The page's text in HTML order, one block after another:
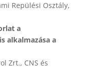
Repülési Osztály,
a
alkalmazása a
Zrt., CNS és